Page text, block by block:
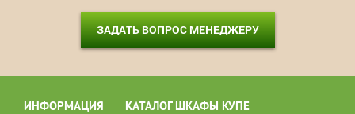
ЗАДАТЬ ВОПРОС МЕНЕДЖЕРУ
ИНФОРМАЦИЯ КАТАЛОГ ШКАФЫ КУПЕ